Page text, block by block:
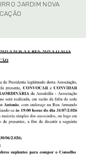
JARDIM NOVA